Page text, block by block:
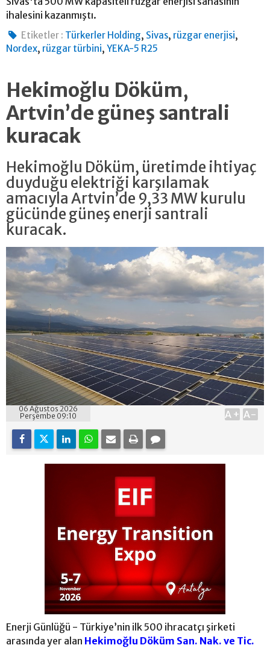
ihalesini kazanmıştı.
Etiketler : Türkerler Holding, Sivas, rüzgar enerjisi,
Nordex, rüzgar türbini, YEKA-5 R25
Hekimoğlu Döküm,
Artvin’de güneş santrali
kuracak
Hekimoğlu Döküm, üretimde ihtiyaç
duyduğu elektriği karşılamak
amacıyla Artvin’de 9,33 MW kurulu
gücünde güneş enerji santrali
kuracak.
06 Ağustos 2026
Perşembe 09:10
A+ A-
Enerji Günlüğü - Türkiye’nin ilk 500 ihracatçı şirketi
arasında yer alan Hekimoğlu Döküm San. Nak. ve Tic.